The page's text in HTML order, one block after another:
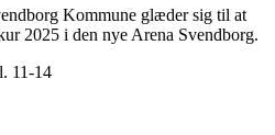
Kommune glæder sig til at
2025 i den nye Arena Svendborg.
11-14